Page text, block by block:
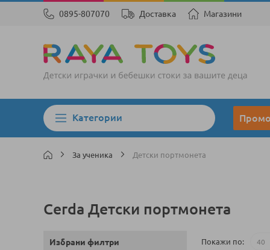
0895-807070 Доставка Магазини
Категории
За ученика Детски портмонета
Cerda Детски портмонета
Покажи по
Избрани филтри